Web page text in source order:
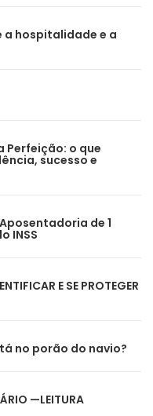
a hospitalidade e a
Perfeição: o que
sucesso e
de 1
INSS
E SE PROTEGER
no porão do navio?
—LEITURA